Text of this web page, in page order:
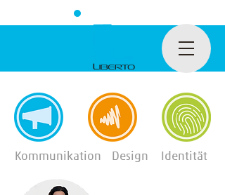
Kommunikation Design Identität